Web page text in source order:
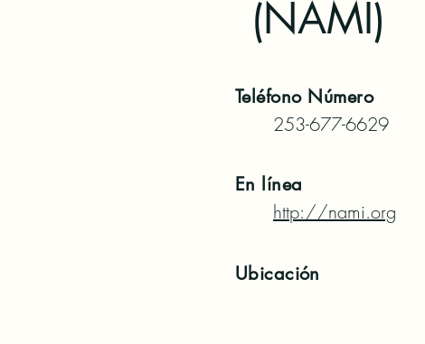
(NAMI)
TeléfonoNúmero
253-677-6629
En línea
http://nami.org
Ubicación